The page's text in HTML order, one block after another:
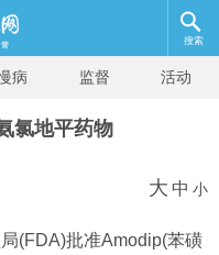
搜索
病 监督 活动
氯地平药物
大 中 小
(FDA)批准Amodip(苯磺